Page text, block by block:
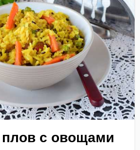
с овощами